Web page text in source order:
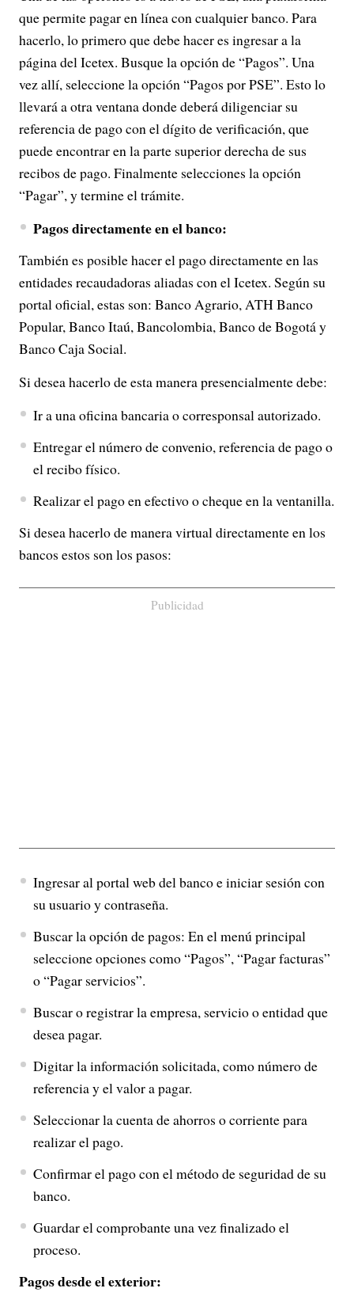
que permite pagar en línea con cualquier banco. Para
hacerlo, lo primero que debe hacer es ingresar a la
página del Icetex. Busque la opción de “Pagos”. Una
vez allí, seleccione la opción “Pagos por PSE”. Esto lo
llevará a otra ventana donde deberá diligenciar su
referencia de pago con el dígito de verificación, que
puede encontrar en la parte superior derecha de sus
recibos de pago. Finalmente selecciones la opción
“Pagar”, y termine el trámite.
Pagos directamente en el banco:
También es posible hacer el pago directamente en las
entidades recaudadoras aliadas con el Icetex. Según su
portal oficial, estas son: Banco Agrario, ATH Banco
Popular, Banco Itaú, Bancolombia, Banco de Bogotá y
Banco Caja Social.
Si desea hacerlo de esta manera presencialmente debe:
Ir a una oficina bancaria o corresponsal autorizado.
Entregar el número de convenio, referencia de pago o
el recibo físico.
Realizar el pago en efectivo o cheque en la ventanilla.
Si desea hacerlo de manera virtual directamente en los
bancos estos son los pasos:
Publicidad
Ingresar al portal web del banco e iniciar sesión con
su usuario y contraseña.
Buscar la opción de pagos: En el menú principal
seleccione opciones como “Pagos”, “Pagar facturas”
o “Pagar servicios”.
Buscar o registrar la empresa, servicio o entidad que
desea pagar.
Digitar la información solicitada, como número de
referencia y el valor a pagar.
Seleccionar la cuenta de ahorros o corriente para
realizar el pago.
Confirmar el pago con el método de seguridad de su
banco.
Guardar el comprobante una vez finalizado el
proceso.
Pagos desde el exterior: